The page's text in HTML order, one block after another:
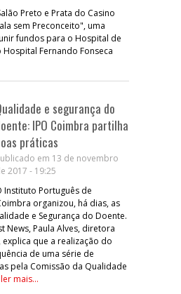
Preto e Prata do Casino
sem Preconceito", uma
fundos para o Hospital de
Fernando Fonseca
e segurança do
IPO Coimbra partilha
práticas
em 13 de novembro
2017 - 19:25
Instituto Português de
organizou, há dias, as
e Segurança do Doente.
News, Paula Alves, diretora
que a realização do
de uma série de
pela Comissão da Qualidade
ler mais...